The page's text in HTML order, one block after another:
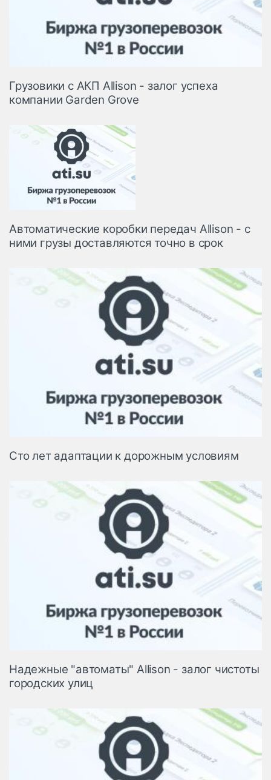
Грузовики с АКП Allison - залог успеха
компании Garden Grove
Автоматические коробки передач Allison - с
ними грузы доставляются точно в срок
Сто лет адаптации к дорожным условиям
Надежные "автоматы" Allison - залог чистоты
городских улиц